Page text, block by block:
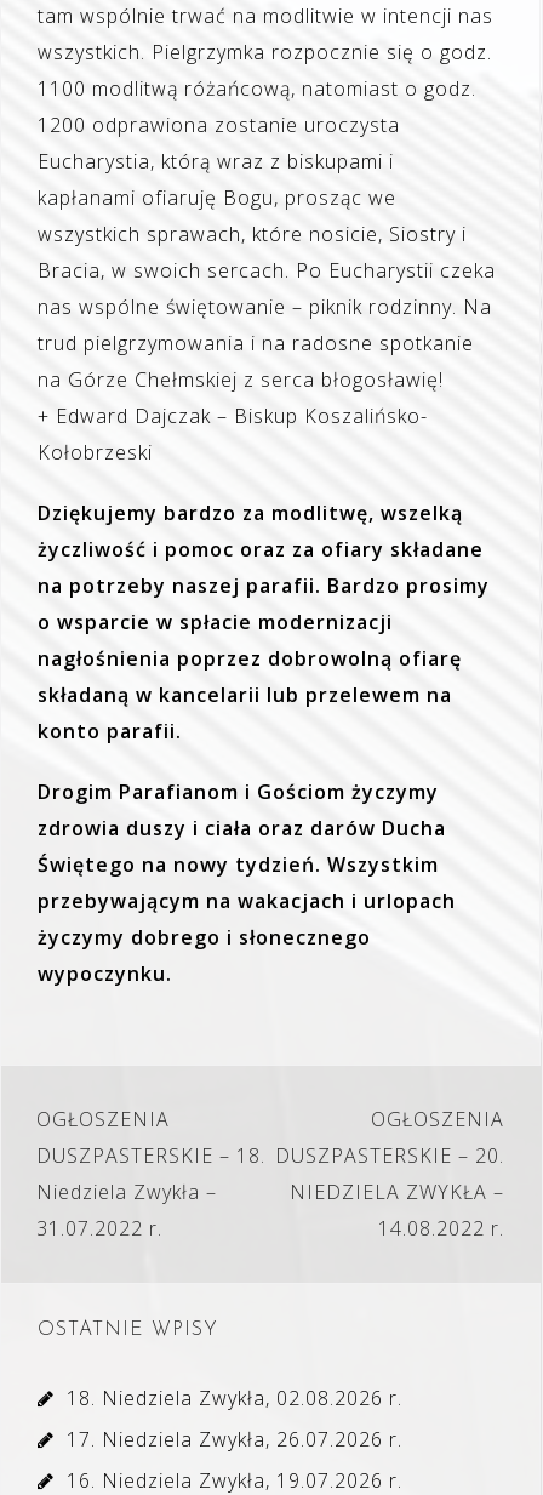
tam wspólnie trwać na modlitwie w intencji nas
wszystkich. Pielgrzymka rozpocznie się o godz.
1100 modlitwą różańcową, natomiast o godz.
1200 odprawiona zostanie uroczysta
Eucharystia, którą wraz z biskupami i
kapłanami ofiaruję Bogu, prosząc we
wszystkich sprawach, które nosicie, Siostry i
Bracia, w swoich sercach. Po Eucharystii czeka
nas wspólne świętowanie – piknik rodzinny. Na
trud pielgrzymowania i na radosne spotkanie
na Górze Chełmskiej z serca błogosławię!
+ Edward Dajczak – Biskup Koszalińsko-
Kołobrzeski
Dziękujemy bardzo za modlitwę, wszelką
życzliwość i pomoc oraz za ofiary składane
na potrzeby naszej parafii. Bardzo prosimy
o wsparcie w spłacie modernizacji
nagłośnienia poprzez dobrowolną ofiarę
składaną w kancelarii lub przelewem na
konto parafii.
Drogim Parafianom i Gościom życzymy
zdrowia duszy i ciała oraz darów Ducha
Świętego na nowy tydzień. Wszystkim
przebywającym na wakacjach i urlopach
życzymy dobrego i słonecznego
wypoczynku.
Nawigacja
wpisu
OGŁOSZENIA
DUSZPASTERSKIE – 18.
Niedziela Zwykła –
31.07.2022 r.
OGŁOSZENIA
DUSZPASTERSKIE – 20.
NIEDZIELA ZWYKŁA –
14.08.2022 r.
OSTATNIE WPISY
18. Niedziela Zwykła, 02.08.2026 r.
17. Niedziela Zwykła, 26.07.2026 r.
16. Niedziela Zwykła, 19.07.2026 r.